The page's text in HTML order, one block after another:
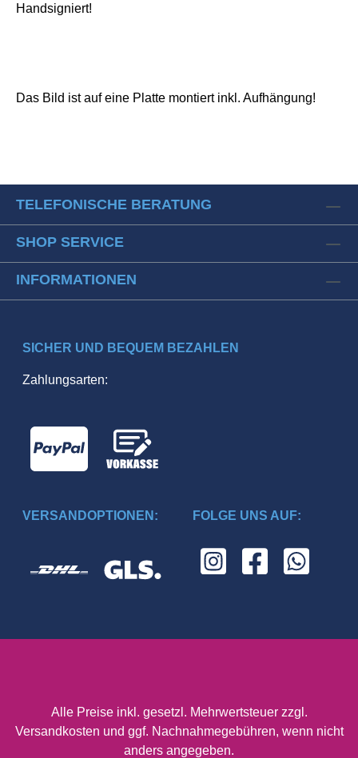
Handsigniert!
Das Bild ist auf eine Platte montiert inkl. Aufhängung!
TELEFONISCHE BERATUNG
SHOP SERVICE
INFORMATIONEN
SICHER UND BEQUEM BEZAHLEN
Zahlungsarten:
VERSANDOPTIONEN: FOLGE UNS AUF:
Alle Preise inkl. gesetzl. Mehrwertsteuer zzgl.
Versandkosten und ggf. Nachnahmegebühren, wenn nicht
anders angegeben.